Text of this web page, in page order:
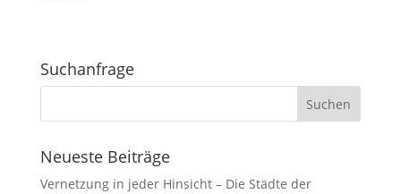
Suchanfrage
Neueste Beiträge
Vernetzung in jeder Hinsicht – Die Städte der